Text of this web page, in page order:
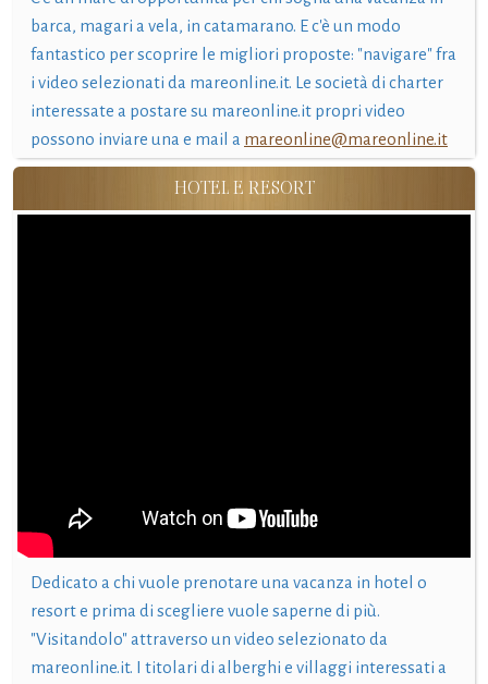
barca, magari a vela, in catamarano. E c'è un modo
fantastico per scoprire le migliori proposte: "navigare" fra
i video selezionati da mareonline.it. Le società di charter
interessate a postare su mareonline.it propri video
possono inviare una e mail a mareonline@mareonline.it
HOTEL E RESORT
Dedicato a chi vuole prenotare una vacanza in hotel o
resort e prima di scegliere vuole saperne di più.
"Visitandolo" attraverso un video selezionato da
mareonline.it. I titolari di alberghi e villaggi interessati a